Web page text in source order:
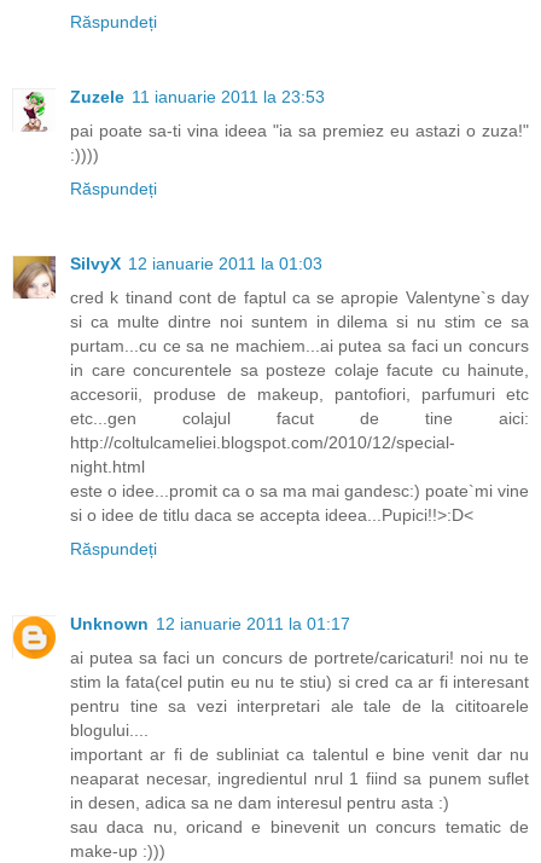
Răspundeți
Zuzele 11 ianuarie 2011 la 23:53
pai poate sa-ti vina ideea "ia sa premiez eu astazi o zuza!"
:))))
Răspundeți
SilvyX 12 ianuarie 2011 la 01:03
cred k tinand cont de faptul ca se apropie Valentyne`s day
si ca multe dintre noi suntem in dilema si nu stim ce sa
purtam...cu ce sa ne machiem...ai putea sa faci un concurs
in care concurentele sa posteze colaje facute cu hainute,
accesorii, produse de makeup, pantofiori, parfumuri etc
etc...gen colajul facut de tine aici:
http://coltulcameliei.blogspot.com/2010/12/special-
night.html
este o idee...promit ca o sa ma mai gandesc:) poate`mi vine
si o idee de titlu daca se accepta ideea...Pupici!!>:D<
Răspundeți
Unknown 12 ianuarie 2011 la 01:17
ai putea sa faci un concurs de portrete/caricaturi! noi nu te
stim la fata(cel putin eu nu te stiu) si cred ca ar fi interesant
pentru tine sa vezi interpretari ale tale de la cititoarele
blogului....
important ar fi de subliniat ca talentul e bine venit dar nu
neaparat necesar, ingredientul nrul 1 fiind sa punem suflet
in desen, adica sa ne dam interesul pentru asta :)
sau daca nu, oricand e binevenit un concurs tematic de
make-up :)))